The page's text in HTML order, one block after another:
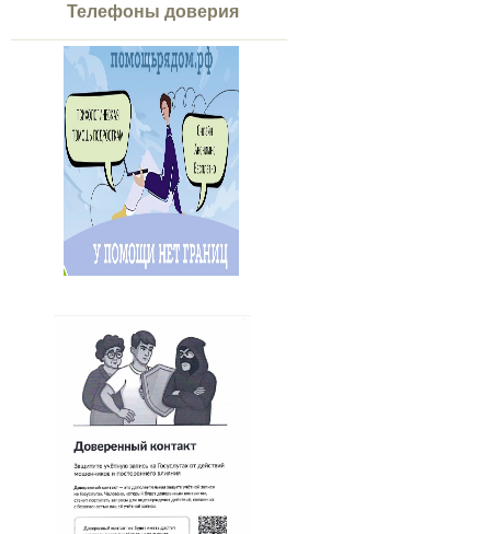
Телефоны доверия